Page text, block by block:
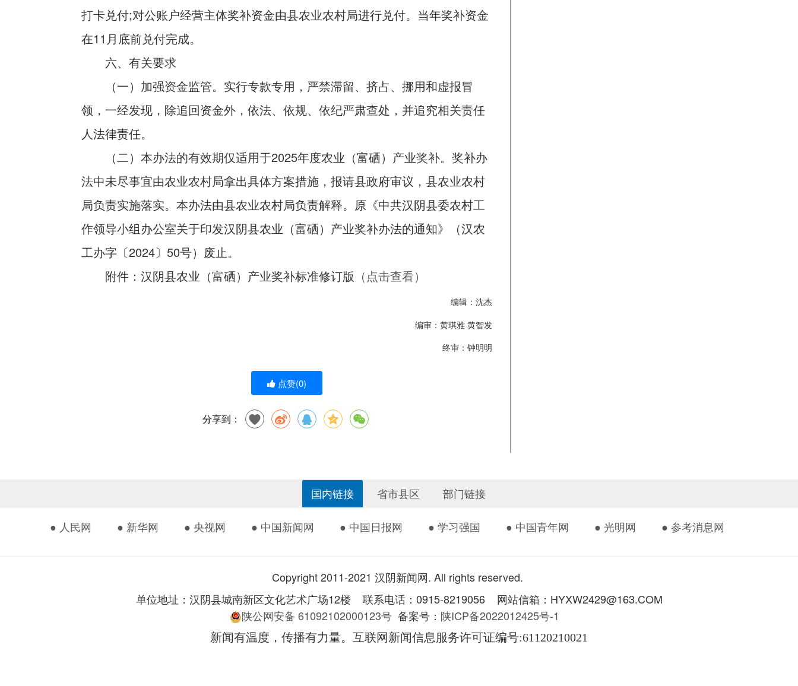
打卡兑付;对公账户经营主体奖补资金由县农业农村局进行兑付。当年奖补资金
在11月底前兑付完成。
六、有关要求
（一）加强资金监管。实行专款专用，严禁滞留、挤占、挪用和虚报冒
领，一经发现，除追回资金外，依法、依规、依纪严肃查处，并追究相关责任
人法律责任。
（二）本办法的有效期仅适用于2025年度农业（富硒）产业奖补。奖补办
法中未尽事宜由农业农村局拿出具体方案措施，报请县政府审议，县农业农村
局负责实施落实。本办法由县农业农村局负责解释。原《中共汉阴县委农村工
作领导小组办公室关于印发汉阴县农业（富硒）产业奖补办法的通知》（汉农
工办字〔2024〕50号）废止。
附件：汉阴县农业（富硒）产业奖补标准修订版 （点击查看）
编辑：沈杰
编审：黄琪雅 黄智发
终审：钟明明
点赞(0)
分享到：
国内链接 省市县区 部门链接
● 人民网 ● 新华网 ● 央视网 ● 中国新闻网 ● 中国日报网 ● 学习强国 ● 中国青年网 ● 光明网 ● 参考消息网
Copyright 2011-2021 汉阴新闻网. All rights reserved.
单位地址：汉阴县城南新区文化艺术广场12楼 联系电话：0915-8219056 网站信箱：HYXW2429@163.COM
陕公网安备 61092102000123号 备案号： 陕ICP备2022012425号-1
新闻有温度，传播有力量。互联网新闻信息服务许可证编号:61120210021